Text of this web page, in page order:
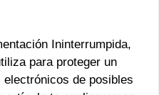
Ininterrumpida,
para proteger un
de posibles